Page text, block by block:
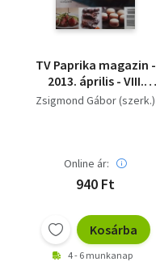
TV Paprika magazin -
2013. április - VIII.
évfolyam 4. szám
Zsigmond Gábor (szerk.)
Online ár:
940 Ft
Kosárba
4 - 6 munkanap